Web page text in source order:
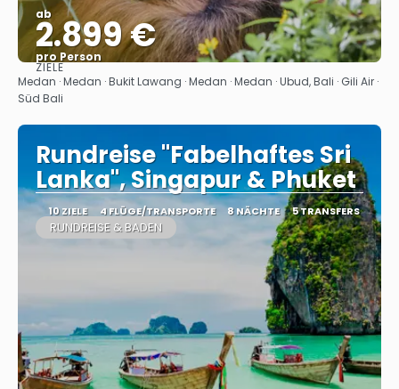
ab
2.899 €
pro Person
Sehen
ZIELE
Medan · Medan · Bukit Lawang · Medan · Medan · Ubud, Bali · Gili Air ·
Süd Bali
Rundreise "Fabelhaftes Sri
Lanka", Singapur & Phuket
10 ZIELE 4 FLÜGE/TRANSPORTE 8 NÄCHTE 5 TRANSFERS
RUNDREISE & BADEN